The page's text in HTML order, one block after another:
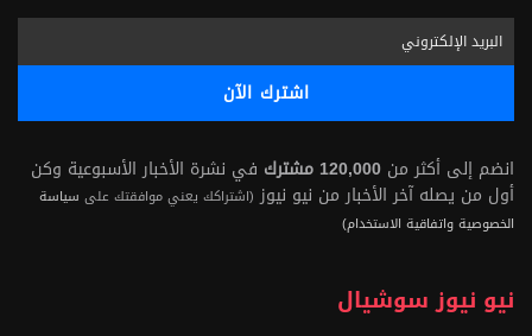
انضم إلى أكثر من 120,000 مشترك
في نشرة الأخبار الأسبوعية وكن
أول من يصله آخر الأخبار من نيو نيوز (اشتراكك يعني موافقتك على سياسة
الخصوصية واتفاقية الاستخدام)
نيو نيوز سوشيال